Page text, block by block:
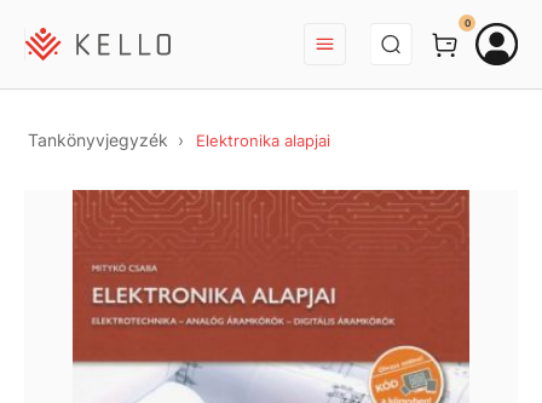
BEJELENTKEZÉS
0
Tankönyvjegyzék Elektronika alapjai